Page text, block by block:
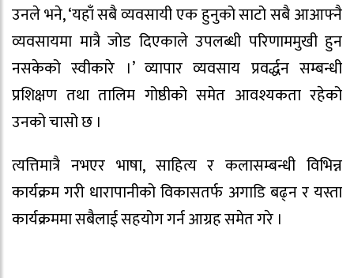
उनले भने, ‘यहाँ सबै व्यवसायी एक हुनुको साटो सबै आआफ्नै
व्यवसायमा मात्रै जोड दिएकाले उपलब्धी परिणाममुखी हुन
नसकेको स्वीकारे ।’ व्यापार व्यवसाय प्रवर्द्धन सम्बन्धी
प्रशिक्षण तथा तालिम गोष्ठीको समेत आवश्यकता रहेको
उनको चासो छ ।
त्यत्तिमात्रै नभएर भाषा, साहित्य र कलासम्बन्धी विभिन्न
कार्यक्रम गरी धारापानीको विकासतर्फ अगाडि बढ्न र यस्ता
कार्यक्रममा सबैलाई सहयोग गर्न आग्रह समेत गरे ।